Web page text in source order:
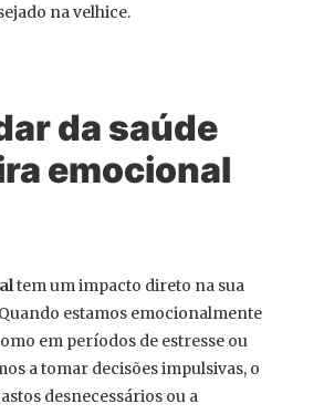
na velhice.
da saúde
emocional
tem um impacto direto na sua
estamos emocionalmente
em períodos de estresse ou
a tomar decisões impulsivas, o
desnecessários ou a